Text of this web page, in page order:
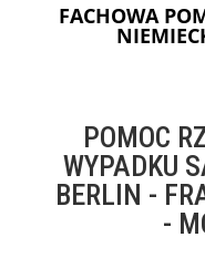
FACHOWA
POMOC
WYPADKU
BERLIN -
-